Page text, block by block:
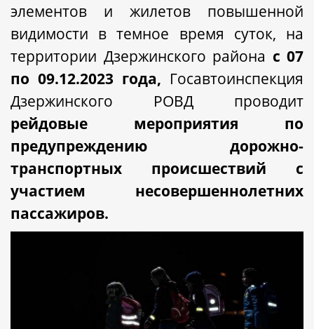
элементов и жилетов повышенной
видимости в темное время суток, на
территории Дзержинского района с 07
по 09.12.2023 года, Госавтоинспекция
Дзержинского РОВД проводит
рейдовые мероприятия по
предупреждению дорожно-
транспортных происшествий с
участием несовершеннолетних
пассажиров.